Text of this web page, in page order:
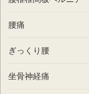
腰痛
ぎっくり腰
坐骨神経痛